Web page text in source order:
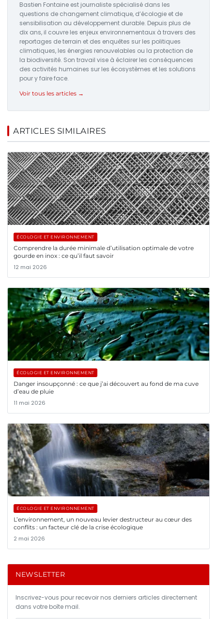
Bastien Fontaine est journaliste spécialisé dans les
questions de changement climatique, d’écologie et de
sensibilisation au développement durable. Depuis plus de
dix ans, il couvre les enjeux environnementaux à travers des
reportages de terrain et des enquêtes sur les politiques
climatiques, les énergies renouvelables ou la protection de
la biodiversité. Son travail vise à éclairer les conséquences
des activités humaines sur les écosystèmes et les solutions
pour y faire face.
Voir tous les articles →
ARTICLES SIMILAIRES
ÉCOLOGIE ET ENVIRONNEMENT
Comprendre la durée minimale d’utilisation optimale de votre
gourde en inox : ce qu’il faut savoir
12 mai 2026
ÉCOLOGIE ET ENVIRONNEMENT
Danger insoupçonné : ce que j’ai découvert au fond de ma cuve
d’eau de pluie
11 mai 2026
ÉCOLOGIE ET ENVIRONNEMENT
L’environnement, un nouveau levier destructeur au cœur des
conflits : un facteur clé de la crise écologique
2 mai 2026
NEWSLETTER
Inscrivez-vous pour recevoir nos derniers articles directement
dans votre boîte mail.